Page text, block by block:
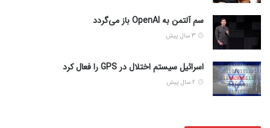
سم آلتمن به OpenAI باز می‌گردد
اسرائیل سیستم اختلال در GPS را فعال کرد